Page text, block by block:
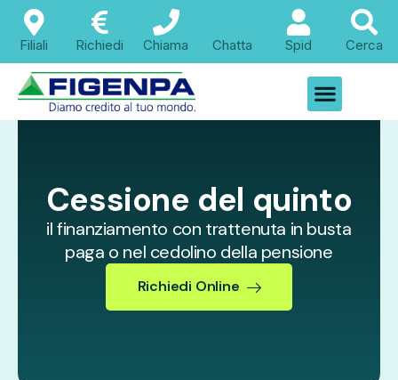
contenuto
Filiali Richiedi Chiama Chatta Spid Cerca
Cessione del quinto
il finanziamento con trattenuta in busta
paga o nel cedolino della pensione
Richiedi Online